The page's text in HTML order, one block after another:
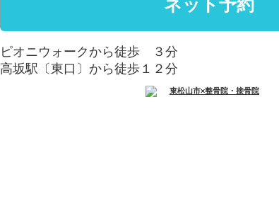
ピオニウォークから徒歩 ３分
高坂駅〔東口〕から徒歩１２分